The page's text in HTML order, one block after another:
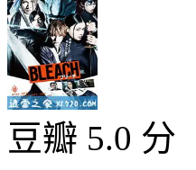
豆瓣 5.0 分